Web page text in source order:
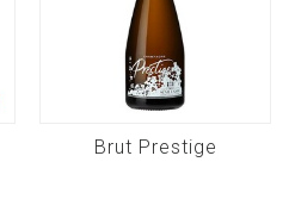
Brut Prestige